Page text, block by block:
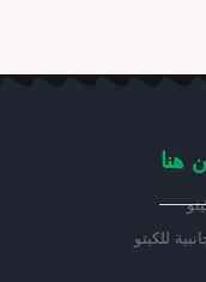
هنا
للكيتو